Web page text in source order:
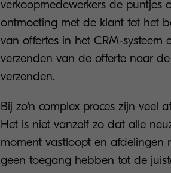
verkoopmedewerkers de puntjes
ontmoeting met de klant tot het
van offertes in het CRM-systeem
verzenden van de offerte naar
verzenden.
Bij zo'n complex proces zijn veel
Het is niet vanzelf zo dat alle
moment vastloopt en afdelingen
geen toegang hebben tot de